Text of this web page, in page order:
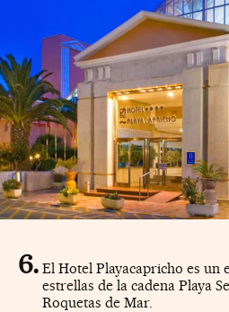
El Hotel Playacapricho es un
estrellas de la cadena Playa
Roquetas de Mar.